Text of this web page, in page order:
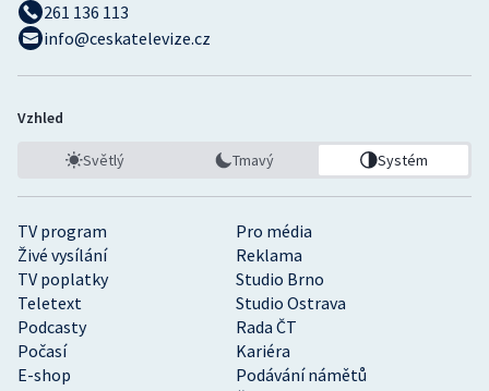
Plavání
Rychlobruslení
Rychlostní kanoistika
Short track
Sportovní střelba
TV program
Pro média
Živé vysílání
Reklama
TV poplatky
Studio Brno
Teletext
Studio Ostrava
Podcasty
Rada ČT
Počasí
Kariéra
E-shop
Podávání námětů
261 136 113
info@ceskatelevize.cz
Vzhled
Světlý Tmavý Systém